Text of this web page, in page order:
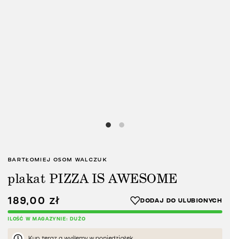
BARTŁOMIEJ OSOM WALCZUK
plakat PIZZA IS AWESOME
189,00 zł
ILOŚĆ W MAGAZYNIE: DUŻO